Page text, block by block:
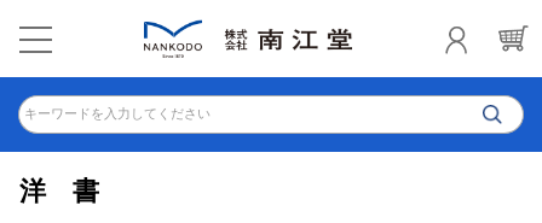
キーワードを入力してください
洋書